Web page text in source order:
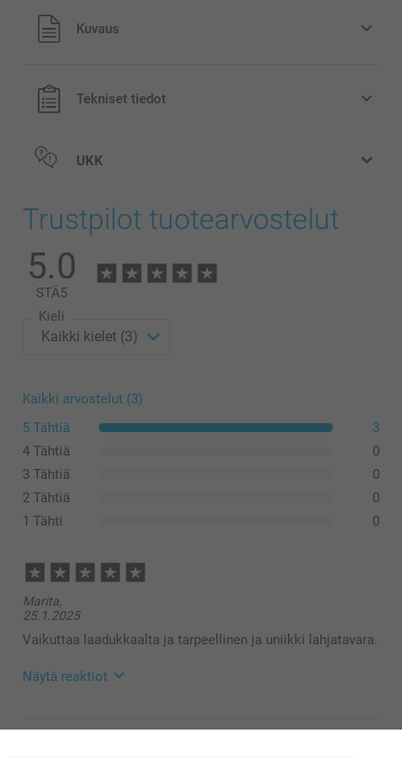
Kaikki hinnat ovat euroina, sisältävät arvonlisäveron ja
eivät sisällä postikuluja.
Kuvaus
Tekniset tiedot
UKK
Trustpilot tuotearvostelut
5.0
STÄ5
Kieli
Kaikki arvostelut (3)
5 Tähtiä
3
4 Tähtiä
0
3 Tähtiä
0
2 Tähtiä
0
1 Tähti
0
Marita,
25.1.2025
Vaikuttaa laadukkaalta ja tarpeellinen ja uniikki lahjatavara.
Näytä reaktiot